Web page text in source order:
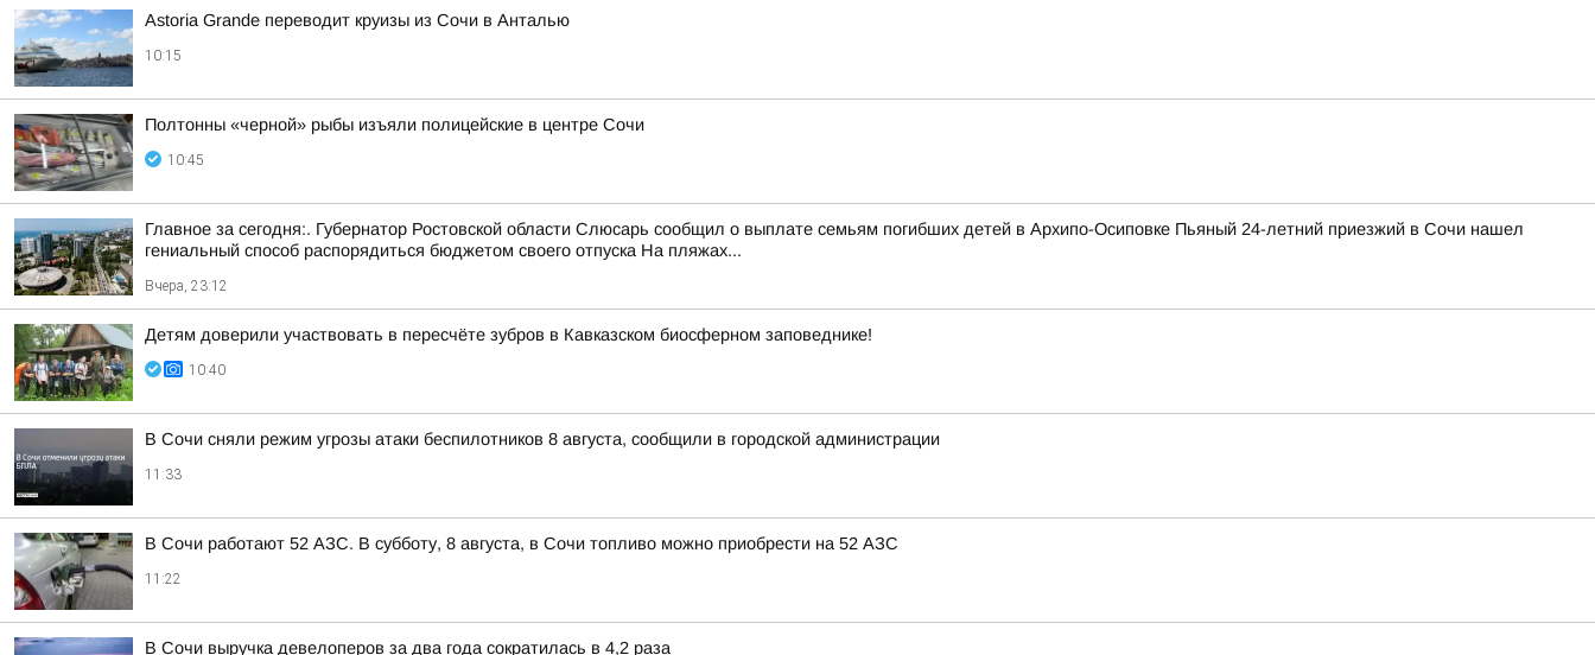
Astoria Grande переводит круизы из Сочи в Анталью
10:15
Полтонны «черной» рыбы изъяли полицейские в центре Сочи
10:45
Главное за сегодня:. Губернатор Ростовской области Слюсарь сообщил о выплате семьям погибших детей в Архипо-Осиповке Пьяный 24-летний приезжий в Сочи нашел
гениальный способ распорядиться бюджетом своего отпуска На пляжах...
Вчера, 23:12
Детям доверили участвовать в пересчёте зубров в Кавказском биосферном заповеднике!
10:40
В Сочи сняли режим угрозы атаки беспилотников 8 августа, сообщили в городской администрации
11:33
В Сочи работают 52 АЗС. В субботу, 8 августа, в Сочи топливо можно приобрести на 52 АЗС
11:22
В Сочи выручка девелоперов за два года сократилась в 4,2 раза